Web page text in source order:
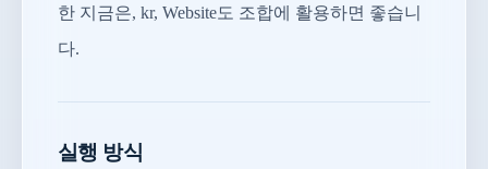
한 지금은, kr, Website도 조합에 활용하면 좋습니
다.
실행 방식